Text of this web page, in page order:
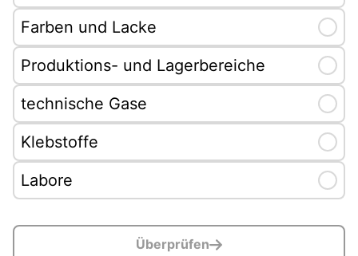
Farben und Lacke
Produktions- und Lagerbereiche
technische Gase
Klebstoffe
Labore
Überprüfen